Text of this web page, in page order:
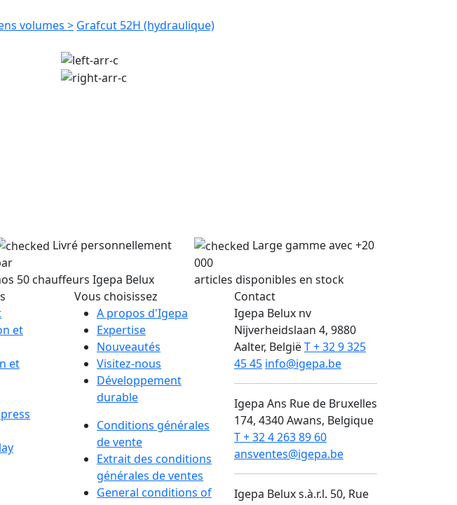
volumes > Grafcut 52H (hydraulique)
Livré personnellement
50 chauffeurs Igepa Belux
Large gamme avec +20
000
articles disponibles en stock
et
et
Vous choisissez
A propos d'Igepa
Expertise
Nouveautés
Visitez-nous
Développement
durable
Conditions générales
de vente
Extrait des conditions
générales de ventes
General conditions of
Contact
Igepa Belux nv
Nijverheidslaan 4, 9880
Aalter, BelgiëT + 32 9 325
45 45 info@igepa.be
Igepa Ans Rue de Bruxelles
174, 4340 Awans, Belgique
T + 32 4 263 89 60
ansventes@igepa.be
Igepa Belux s.à.r.l. 50, Rue